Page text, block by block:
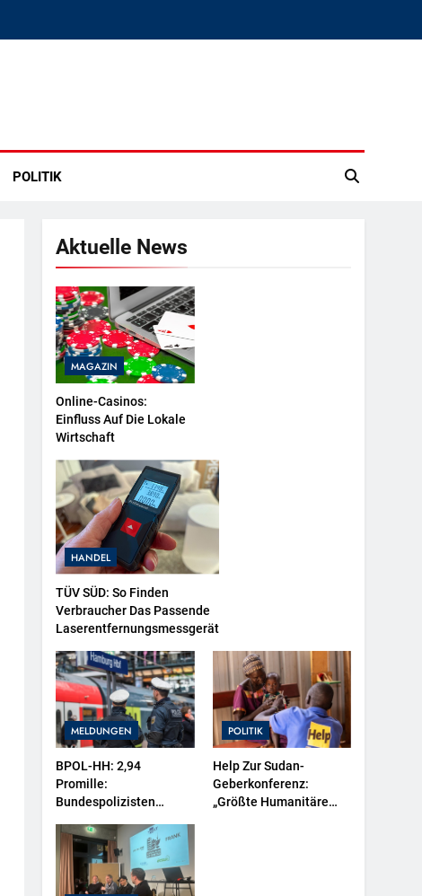
POLITIK
Aktuelle News
MAGAZIN
Online-Casinos:
Einfluss Auf Die Lokale
Wirtschaft
HANDEL
TÜV SÜD: So Finden
Verbraucher Das Passende
Laserentfernungsmessgerät
MELDUNGEN
BPOL-HH: 2,94
Promille:
Bundespolizisten
Dem Zug Tragen-
POLITIK
Help Zur Sudan-
Geberkonferenz:
„Größte Humanitäre